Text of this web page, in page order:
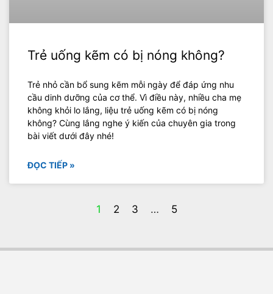
Trẻ uống kẽm có bị nóng không?
Trẻ nhỏ cần bổ sung kẽm mỗi ngày để đáp ứng nhu
cầu dinh dưỡng của cơ thể. Vì điều này, nhiều cha mẹ
không khỏi lo lắng, liệu trẻ uống kẽm có bị nóng
không? Cùng lắng nghe ý kiến của chuyên gia trong
bài viết dưới đây nhé!
ĐỌC TIẾP »
1 2 3 … 5